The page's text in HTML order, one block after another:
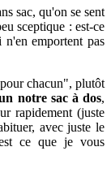
sac, qu'on se sent
sceptique : est-ce
emportent pas
chacun", plutôt
notre sac à dos,
rapidement (juste
avec juste le
ce que je vous